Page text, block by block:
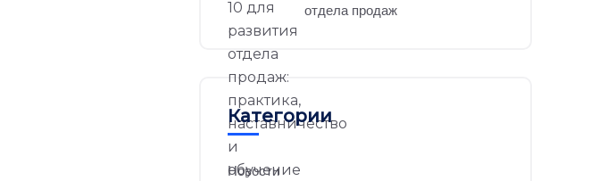
отдела продаж
Категории
Новости